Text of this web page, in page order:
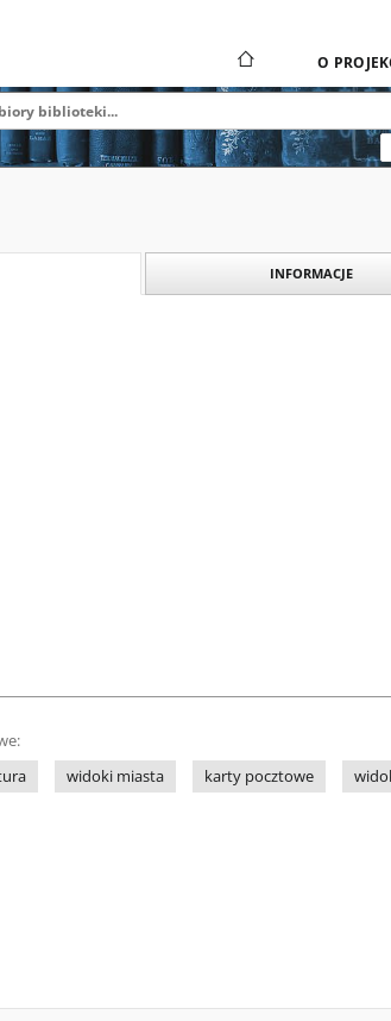
O
INFORMACJE
widoki miasta karty pocztowe